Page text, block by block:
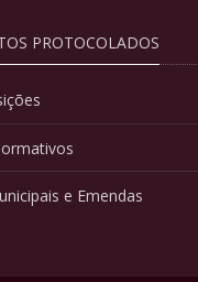
PROTOCOLADOS
e Emendas